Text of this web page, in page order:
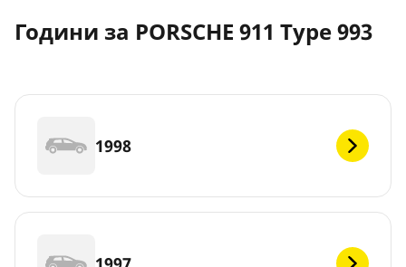
Години за PORSCHE 911 Type 993
1998